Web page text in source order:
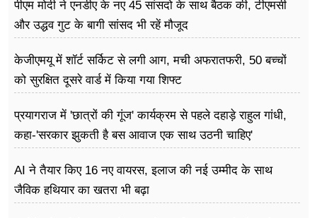
पीएम मोदी ने एनडीए के नए 45 सांसदो के साथ बैठक की, टीएमसी
और उद्धव गुट के बागी सांसद भी रहें मौजूद
केजीएमयू में शॉर्ट सर्किट से लगी आग, मची अफरातफरी, 50 बच्चों
को सुरक्षित दूसरे वार्ड में किया गया शिफ्ट
प्रयागराज में 'छात्रों की गूंज' कार्यक्रम से पहले दहाड़े राहुल गांधी,
कहा-'सरकार झुकती है बस आवाज एक साथ उठनी चाहिए'
AI ने तैयार किए 16 नए वायरस, इलाज की नई उम्मीद के साथ
जैविक हथियार का खतरा भी बढ़ा